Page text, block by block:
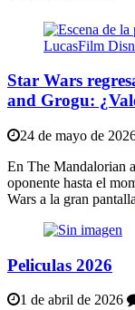
Star Wars
and Grogu:
24 de mayo de
En The Mandalorian
oponente hasta el
Wars a la gran pantalla
Peliculas 2026
1 de abril de 2026